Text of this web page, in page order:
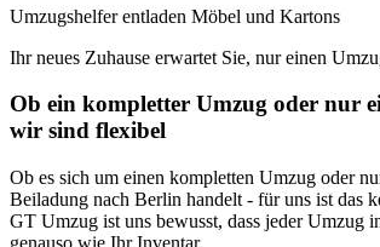
Umzugshelfer entladen Möbel und Kartons
Ihr neues Zuhause erwartet Sie, nur einen
Ob ein kompletter Umzug oder nur
wir sind flexibel
Ob es sich um einen kompletten Umzug oder
Beiladung nach Berlin handelt - für uns ist das
GT Umzug ist uns bewusst, dass jeder Umzug
genauso wie Ihr Inventar.